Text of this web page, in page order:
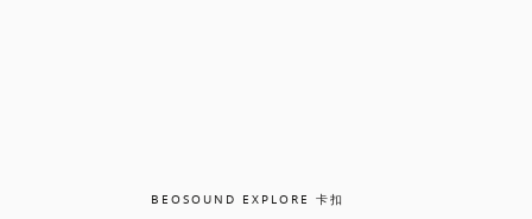
BEOSOUND EXPLORE 卡扣